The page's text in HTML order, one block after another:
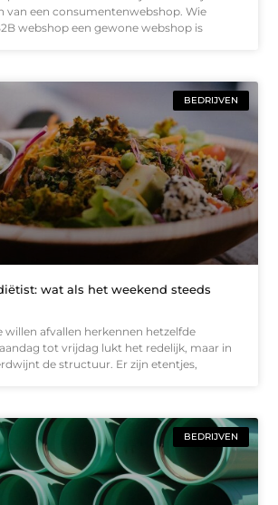
van een consumentenwebshop. Wie
webshop een gewone webshop is
BEDRIJVEN
wat als het weekend steeds
willen afvallen herkennen hetzelfde
tot vrijdag lukt het redelijk, maar in
de structuur. Er zijn etentjes,
BEDRIJVEN